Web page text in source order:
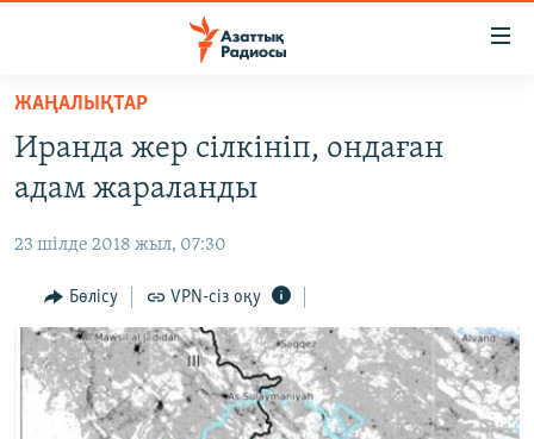
Skip
main
content
to
Navigation
Skip
Search
САЯСАТ
ҚАҢТАР ОҚИҒАСЫ
АДАМ ҚҰҚЫҚТАРЫ
ӘЛЕУМЕТ
ӘЛЕМ
АРНАЙЫ ЖОБАЛАР
ЖАҢАЛЫҚТАР
Иранда жер сілкініп, ондаған
адам жараланды
23 шілде 2018 жыл, 07:30
Бөлісу VPN-сіз оқу